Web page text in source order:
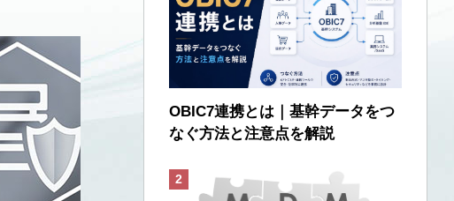
OBIC7連携とは｜基幹データをつ
なぐ方法と注意点を解説